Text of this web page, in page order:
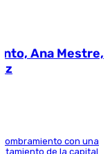
Ana Mestre,
con una
de la capital